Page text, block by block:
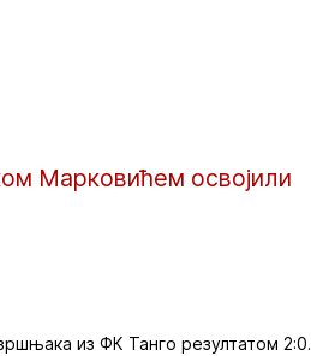
Марковићем освојили
из ФК Танго резултатом 2:0.